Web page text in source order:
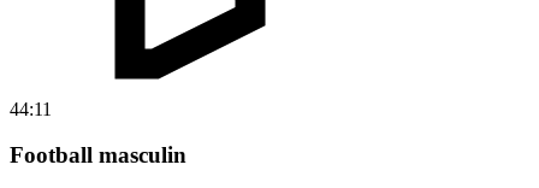
44:11
Football masculin